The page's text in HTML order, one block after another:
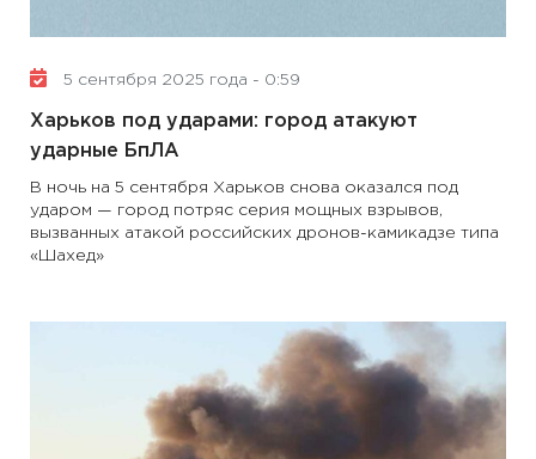
5 сентября 2025 года - 0:59
Харьков под ударами: город атакуют
ударные БпЛА
В ночь на 5 сентября Харьков снова оказался под
ударом — город потряс серия мощных взрывов,
вызванных атакой российских дронов-камикадзе типа
«Шахед»